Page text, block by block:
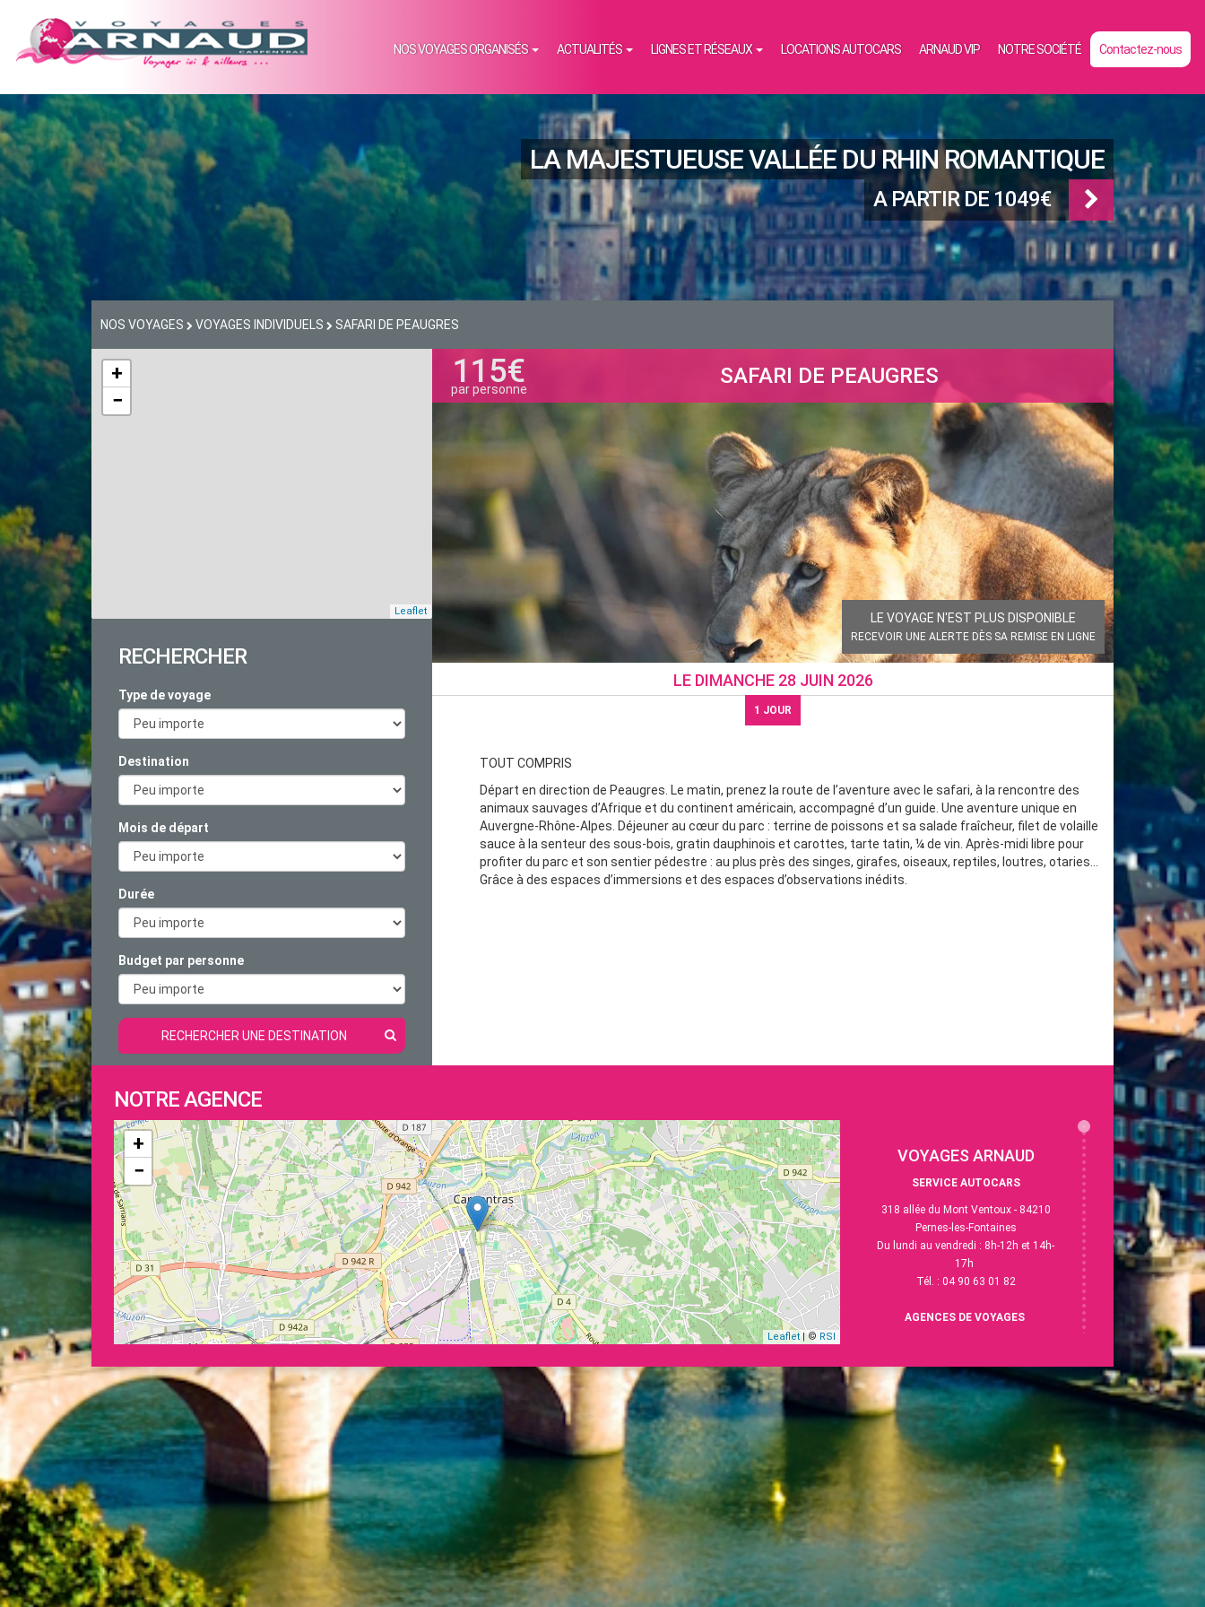
NOS VOYAGES ORGANISÉS ACTUALITÉS LIGNES ET RÉSEAUX LOCATIONS AUTOCARS ARNAUD VIP NOTRE SOCIÉTÉ Contactez-nous
LA MAJESTUEUSE VALLÉE DU RHIN ROMANTIQUE
A PARTIR DE 1049€
NOS VOYAGES VOYAGES INDIVIDUELS SAFARI DE PEAUGRES
+
−
Leaflet
RECHERCHER
Type de voyage
Destination
Mois de départ
Durée
Budget par personne
RECHERCHER UNE DESTINATION
115€
par personne
SAFARI DE PEAUGRES
LE VOYAGE N'EST PLUS DISPONIBLE
RECEVOIR UNE ALERTE DÈS SA REMISE EN LIGNE
LE DIMANCHE 28 JUIN 2026
1 JOUR
TOUT COMPRIS
Départ en direction de Peaugres. Le matin, prenez la route de l’aventure avec le safari, à la rencontre des
animaux sauvages d’Afrique et du continent américain, accompagné d’un guide. Une aventure unique en
Auvergne-Rhône-Alpes. Déjeuner au cœur du parc : terrine de poissons et sa salade fraîcheur, filet de volaille
sauce à la senteur des sous-bois, gratin dauphinois et carottes, tarte tatin, ¼ de vin. Après-midi libre pour
profiter du parc et son sentier pédestre : au plus près des singes, girafes, oiseaux, reptiles, loutres, otaries…
Grâce à des espaces d’immersions et des espaces d’observations inédits.
NOTRE AGENCE
+
−
Leaflet| © RSI
VOYAGES ARNAUD
SERVICE AUTOCARS
318 allée du Mont Ventoux - 84210
Pernes-les-Fontaines
Du lundi au vendredi : 8h-12h et 14h-
17h
Tél. : 04 90 63 01 82
AGENCES DE VOYAGES
Du lundi au vendredi : 9h-12h et 14h-
04 90 63 28 40
L'Isle-sur-la-Sorgue
13 Esp. R.Vasse - 84800 L'Isle-sur-la-
Du lundi au vendredi : 9h-12h30 et 14h-